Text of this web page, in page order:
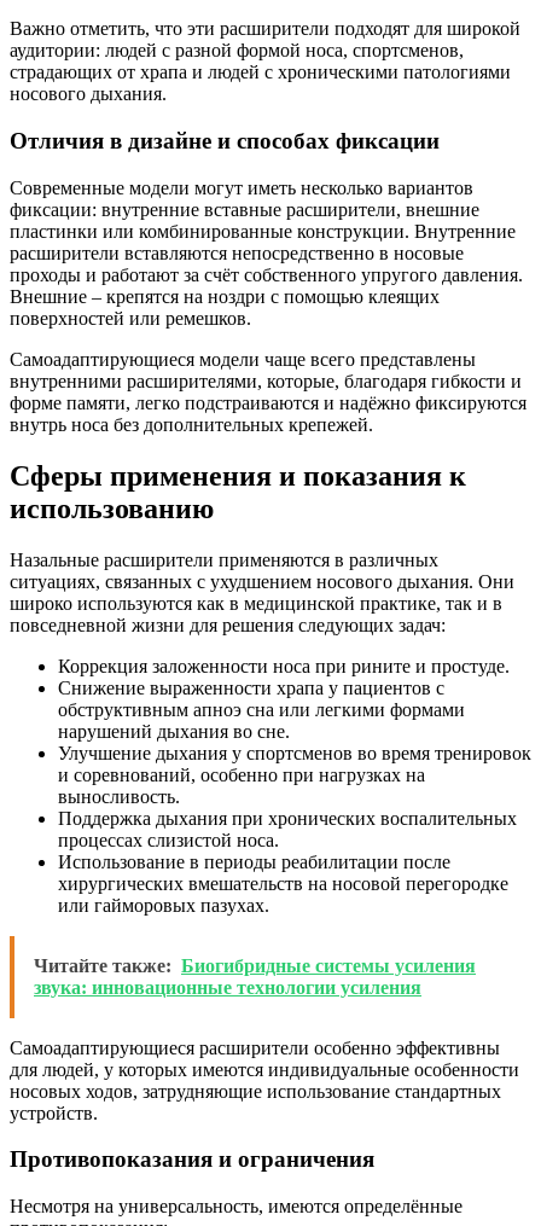
Важно отметить, что эти расширители подходят для широкой
аудитории: людей с разной формой носа, спортсменов,
страдающих от храпа и людей с хроническими патологиями
носового дыхания.
Отличия в дизайне и способах фиксации
Современные модели могут иметь несколько вариантов
фиксации: внутренние вставные расширители, внешние
пластинки или комбинированные конструкции. Внутренние
расширители вставляются непосредственно в носовые
проходы и работают за счёт собственного упругого давления.
Внешние – крепятся на ноздри с помощью клеящих
поверхностей или ремешков.
Самоадаптирующиеся модели чаще всего представлены
внутренними расширителями, которые, благодаря гибкости и
форме памяти, легко подстраиваются и надёжно фиксируются
внутрь носа без дополнительных крепежей.
Сферы применения и показания к
использованию
Назальные расширители применяются в различных
ситуациях, связанных с ухудшением носового дыхания. Они
широко используются как в медицинской практике, так и в
повседневной жизни для решения следующих задач:
Коррекция заложенности носа при рините и простуде.
Снижение выраженности храпа у пациентов с
обструктивным апноэ сна или легкими формами
нарушений дыхания во сне.
Улучшение дыхания у спортсменов во время тренировок
и соревнований, особенно при нагрузках на
выносливость.
Поддержка дыхания при хронических воспалительных
процессах слизистой носа.
Использование в периоды реабилитации после
хирургических вмешательств на носовой перегородке
или гайморовых пазухах.
Читайте также: Биогибридные системы усиления
звука: инновационные технологии усиления
Самоадаптирующиеся расширители особенно эффективны
для людей, у которых имеются индивидуальные особенности
носовых ходов, затрудняющие использование стандартных
устройств.
Противопоказания и ограничения
Несмотря на универсальность, имеются определённые